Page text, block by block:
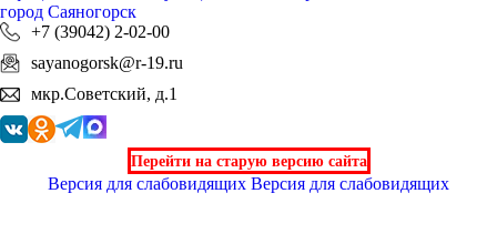
город Саяногорск
+7 (39042) 2-02-00
sayanogorsk@r-19.ru
мкр.Советский, д.1
Перейти на старую версию сайта
Версия для слабовидящих Версия для слабовидящих